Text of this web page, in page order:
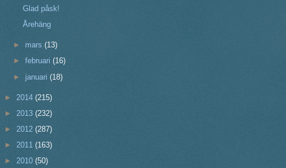
Glad påsk!
Årehäng
► mars(13)
►februari(16)
► januari(18)
► 2014 (215)
► 2013 (232)
► 2012 (287)
► 2011 (163)
► 2010 (50)